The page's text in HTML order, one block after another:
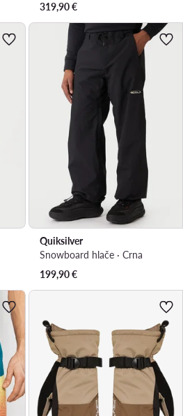
319,90€
Quiksilver
Snowboard hlače · Crna
199,90€